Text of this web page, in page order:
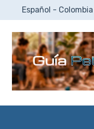
Español - Colombia